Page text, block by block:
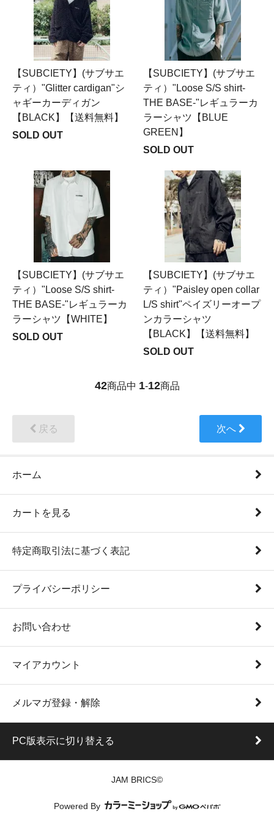
【SUBCIETY】(サブサエ
ティ）"Glitter cardigan"シ
ャギーカーディガン
【BLACK】【送料無料】
SOLD OUT
【SUBCIETY】(サブサエ
ティ）"Loose S/S shirt-
THE BASE-"レギュラーカ
ラーシャツ【BLUE
GREEN】
SOLD OUT
【SUBCIETY】(サブサエ
ティ）"Loose S/S shirt-
THE BASE-"レギュラーカ
ラーシャツ【WHITE】
SOLD OUT
【SUBCIETY】(サブサエ
ティ）"Paisley open collar
L/S shirt"ペイズリーオープ
ンカラーシャツ
【BLACK】【送料無料】
SOLD OUT
42商品中 1-12商品
戻る 次へ
ホーム
カートを見る
特定商取引法に基づく表記
プライバシーポリシー
お問い合わせ
マイアカウント
メルマガ登録・解除
PC版表示に切り替える
JAM BRICS©
Powered By